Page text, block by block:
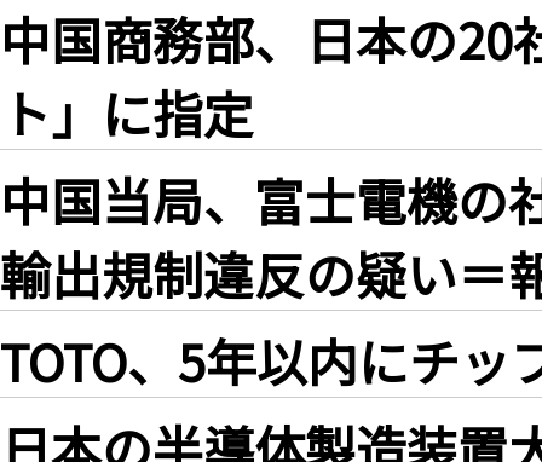
中国商務部、日本の
ト」に指定
中国当局、富士電機
輸出規制違反の疑い＝
TOTO、5年以内にチ
日本の半導体製造装置